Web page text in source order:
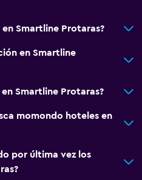
Smartline Protaras?
en Smartline
Smartline Protaras?
momondo hoteles en
por última vez los